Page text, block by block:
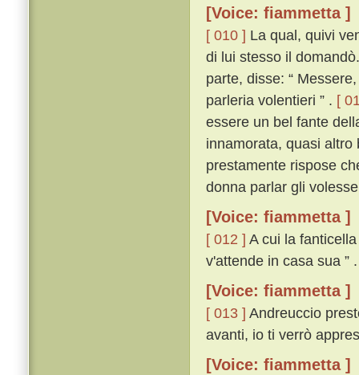
[Voice: fiammetta ]
[ 010 ] La qual, quivi
di lui stesso il
parte, disse: “
parleria volentieri ” . [
essere un bel fante
innamorata, quasi
prestamente rispose
donna parlar gli
[Voice: fiammetta ]
[ 012 ] A cui la
v'attende in casa sua ” .
[Voice: fiammetta ]
[ 013 ] Andreuccio
avanti, io ti verrò
[Voice: fiammetta ]